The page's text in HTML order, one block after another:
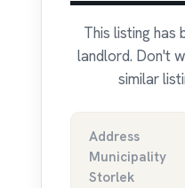
This listing has
landlord. Don't
similar
Address
Municipality
Storlek